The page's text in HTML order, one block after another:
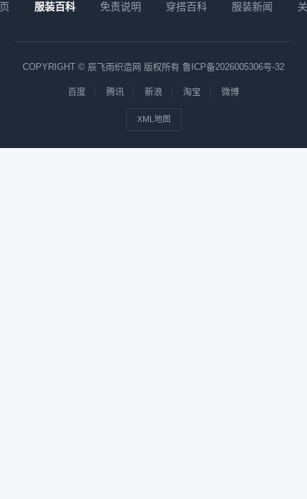
服装百科 免责说明 穿搭百科 服装新闻
COPYRIGHT © 辰飞雨织造网 版权所有 鲁ICP备2026005306号-32
百度 腾讯 新浪 淘宝 微博
XML地图